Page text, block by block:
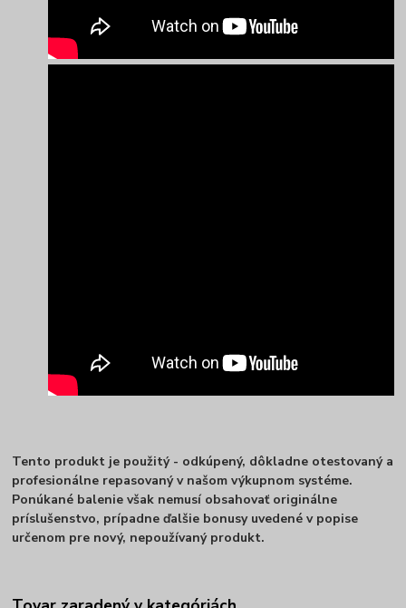
Tento produkt je použitý - odkúpený, dôkladne otestovaný a
profesionálne repasovaný v našom výkupnom systéme.
Ponúkané balenie však nemusí obsahovať originálne
príslušenstvo, prípadne ďalšie bonusy uvedené v popise
určenom pre nový, nepoužívaný produkt.